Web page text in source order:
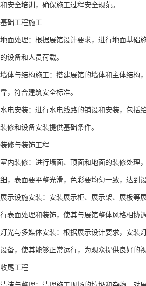
和安全培训，确保施工过程安全规范。
基础工程施工
地面处理：根据展馆设计要求，进行地面基础
的设备和人员荷载。
墙体与结构施工：搭建展馆的墙体和主体结构
靠，符合建筑安全标准。
水电安装：进行水电线路的铺设和安装，包括
装修和设备安装提供基础条件。
装修与装饰工程
室内装修：进行墙面、顶面和地面的装修处理
细，表面要平整光滑，色彩要均匀一致，达到
展示设施安装：安装展示柜、展示架、展板等
行表面处理和装饰，使其与展馆整体风格相协调
灯光与多媒体安装：根据展示设计要求，安装
设备，使其能够正常运行，为观众提供良好的视
收尾工程